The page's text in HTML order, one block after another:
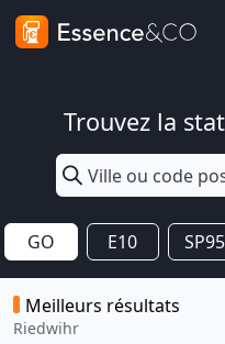
Trouvez la
GO E10 SP95
Meilleurs résultats
Riedwihr